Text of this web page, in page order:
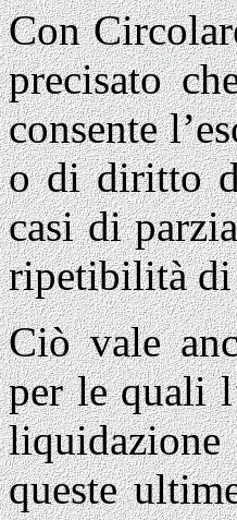
Con
precisato
consente
o di diritto
casi di
ripetibilità di
Ciò vale
per le quali
queste